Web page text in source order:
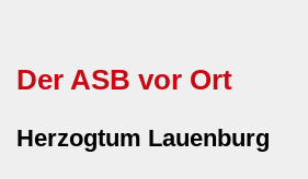
Der ASB vor Ort
Herzogtum Lauenburg